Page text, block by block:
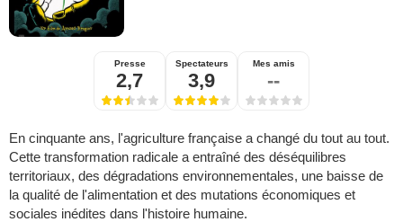
Presse
2,7
Spectateurs
3,9
Mes amis
--
En cinquante ans, l'agriculture française a changé du tout au tout.
Cette transformation radicale a entraîné des déséquilibres
territoriaux, des dégradations environnementales, une baisse de
la qualité de l'alimentation et des mutations économiques et
sociales inédites dans l'histoire humaine.